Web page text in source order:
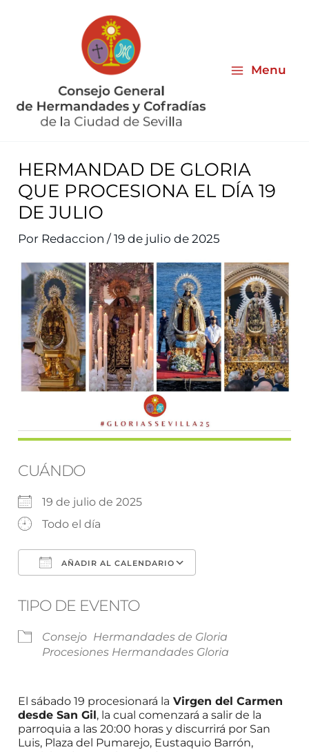
Menu
HERMANDAD DE GLORIA
QUE PROCESIONA EL DÍA 19
DE JULIO
Por Redaccion/19 de julio de 2025
CUÁNDO
19 de julio de 2025
Todo el día
AÑADIR AL CALENDARIO
TIPO DE EVENTO
Consejo Hermandades de Gloria
Procesiones Hermandades Gloria
El sábado 19 procesionará la Virgen del Carmen
desde San Gil, la cual comenzará a salir de la
parroquia a las 20:00 horas y discurrirá por San
Luis, Plaza del Pumarejo, Eustaquio Barrón,